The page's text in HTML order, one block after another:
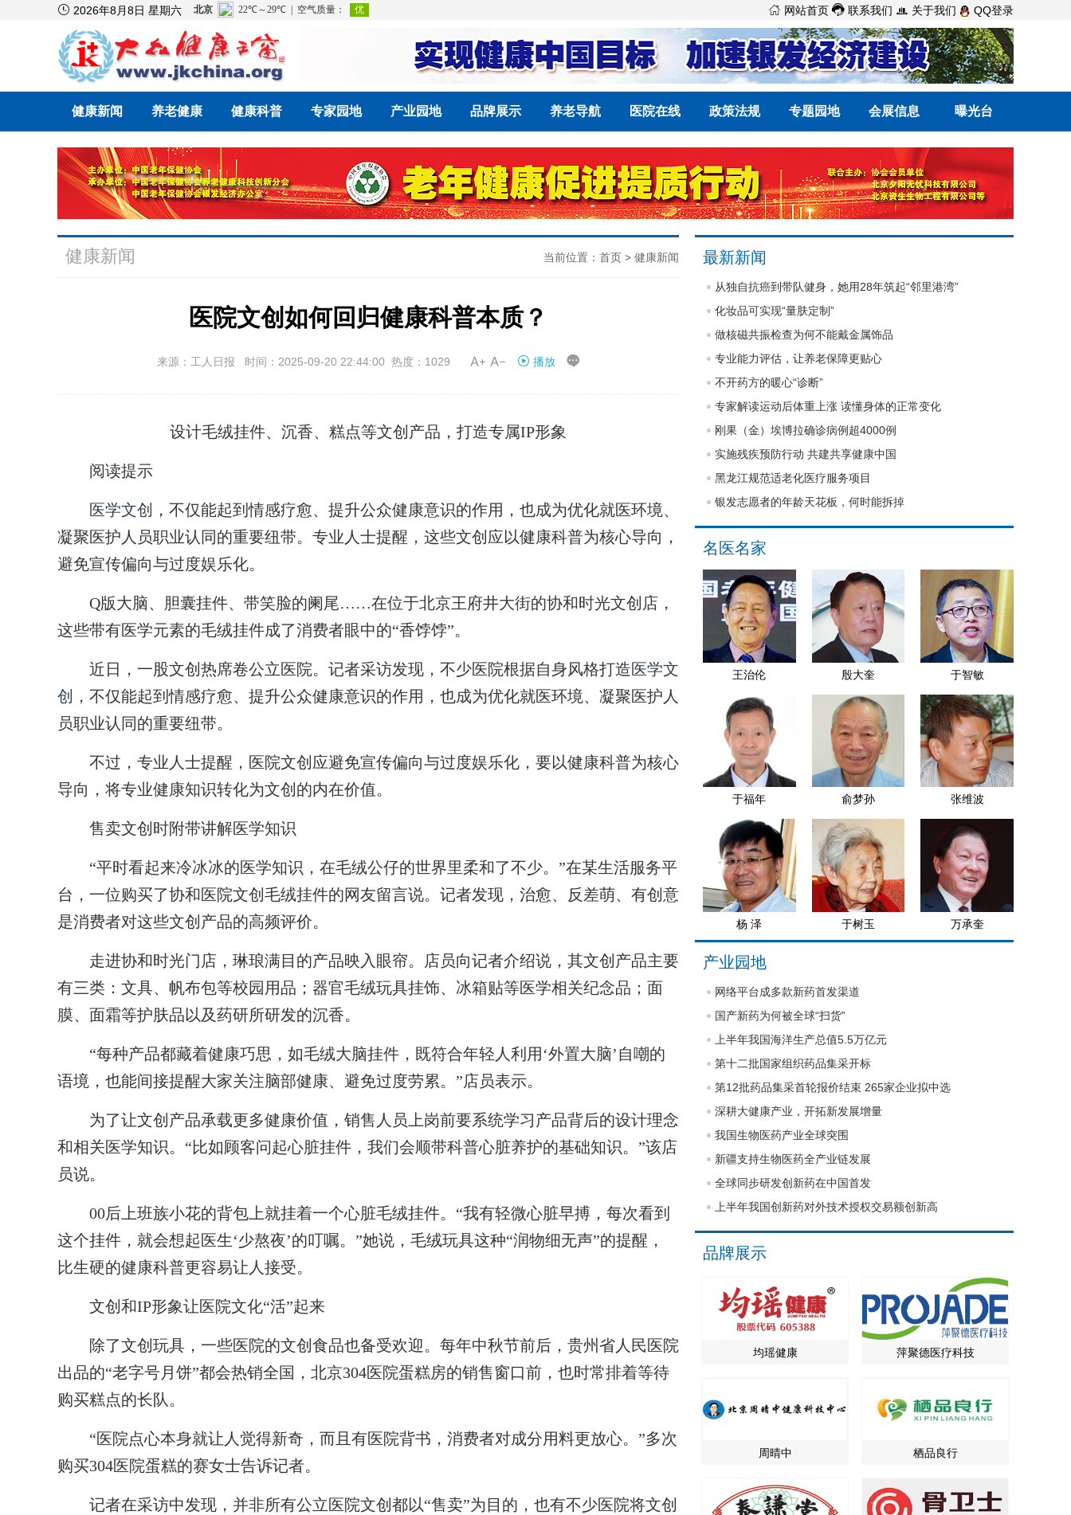
 2026年8月8日 星期六  网站首页  联系我们  关于我们 QQ登录
健康新闻 养老健康 健康科普 专家园地 产业园地 品牌展示 养老导航 医院在线 政策法规 专题园地 会展信息 曝光台
健康新闻 当前位置： 首页 > 健康新闻
医院文创如何回归健康科普本质？
来源：工人日报 时间：2025-09-20 22:44:00 热度：1029  播放 
设计毛绒挂件、沉香、糕点等文创产品，打造专属IP形象
阅读提示
医学文创
，不仅能起到情感疗愈、提升公众健康意识的作用，也成为优化就医环境、
凝聚医护人员职业认同的重要纽带。专业人士提醒，这些文创应以健康科普为核心导向，
避免宣传偏向与过度娱乐化。
Q版大脑、胆囊挂件、带笑脸的阑尾……在位于北京王府井大街的协和时光文创店，
这些带有医学元素的毛绒挂件成了消费者眼中的“香饽饽”。
近日，一股文创热席卷公立医院。记者采访发现，不少医院根据自身风格打造医学文
创
，不仅能起到情感疗愈、提升公众健康意识的作用，也成为优化就医环境、凝聚医护人
员职业认同的重要纽带。
不过，专业人士提醒，医院文创应避免宣传偏向与过度娱乐化，要以健康科普为核心
导向，将专业健康知识转化为文创的内在价值。
售卖文创时附带讲解医学知识
“平时看起来冷冰冰的医学知识，在毛绒公仔的世界里柔和了不少。”在某生活服务平
台，一位购买了协和医院文创毛绒挂件的网友留言说。记者发现，治愈、反差萌、有创意
是消费者对这些文创产品的高频评价。
走进协和时光门店，琳琅满目的产品映入眼帘。店员向记者介绍说，其文创产品主要
有三类：文具、帆布包等校园用品；器官毛绒玩具挂饰、冰箱贴等医学相关纪念品；面
膜、面霜等护肤品以及药研所研发的沉香。
“每种产品都藏着健康巧思，如毛绒大脑挂件，既符合年轻人利用‘外置大脑’自嘲的
语境，也能间接提醒大家关注脑部健康、避免过度劳累。”店员表示。
为了让文创产品承载更多健康价值，销售人员上岗前要系统学习产品背后的设计理念
和相关医学知识。“比如顾客问起心脏挂件，我们会顺带科普心脏养护的基础知识。”该店
员说。
00后上班族小花的背包上就挂着一个心脏毛绒挂件。“我有轻微心脏早搏，每次看到
这个挂件，就会想起医生‘少熬夜’的叮嘱。”她说，毛绒玩具这种“润物细无声”的提醒，
比生硬的健康科普更容易让人接受。
文创和IP形象让医院文化“活”起来
除了文创玩具，一些医院的文创食品也备受欢迎。每年中秋节前后，贵州省人民医院
出品的“老字号月饼”都会热销全国，北京304医院蛋糕房的销售窗口前，也时常排着等待
购买糕点的长队。
“医院点心本身就让人觉得新奇，而且有医院背书，消费者对成分用料更放心。”多次
购买304医院蛋糕的赛女士告诉记者。
记者在采访中发现，并非所有公立医院文创都以“售卖”为目的，也有不少医院将文创
最新新闻
从独自抗癌到带队健身，她用28年筑起“邻里港湾”
化妆品可实现“量肤定制”
做核磁共振检查为何不能戴金属饰品
专业能力评估，让养老保障更贴心
不开药方的暖心“诊断”
专家解读运动后体重上涨 读懂身体的正常变化
刚果（金）埃博拉确诊病例超4000例
实施残疾预防行动 共建共享健康中国
黑龙江规范适老化医疗服务项目
银发志愿者的年龄天花板，何时能拆掉
名医名家
王治伦 殷大奎 于智敏
于福年 俞梦孙 张维波
杨 泽 于树玉 万承奎
产业园地
网络平台成多款新药首发渠道
国产新药为何被全球“扫货”
上半年我国海洋生产总值5.5万亿元
第十二批国家组织药品集采开标
第12批药品集采首轮报价结束 265家企业拟中选
深耕大健康产业，开拓新发展增量
我国生物医药产业全球突围
新疆支持生物医药全产业链发展
全球同步研发创新药在中国首发
上半年我国创新药对外技术授权交易额创新高
品牌展示
均瑶健康 萍聚德医疗科技
周晴中 栖品良行